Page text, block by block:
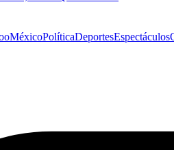
MéxicoPolíticaDeportesEspectáculos